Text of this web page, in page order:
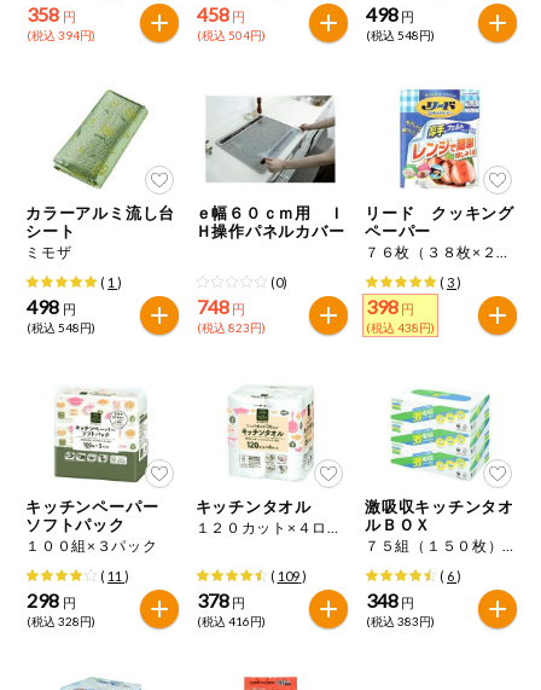
358 円
(税込 394円)
458 円
(税込 504円)
498 円
(税込 548円)
カラーアルミ流し台
シート
ミモザ
( 1 )
498 円
(税込 548円)
ｅ幅６０ｃｍ用 Ｉ
Ｈ操作パネルカバー
(0)
748 円
(税込 823円)
リード クッキング
ペーパー
７６枚（３８枚×２ロール）
( 3)
398 円
(税込 438円)
キッチンペーパー
ソフトパック
１００組×３パック
( 11 )
298 円
(税込 328円)
キッチンタオル
１２０カット×４ロール
( 109)
378 円
(税込 416円)
激吸収キッチンタオ
ルＢＯＸ
７５組（１５０枚）×３個パック
( 6)
348 円
(税込 383円)